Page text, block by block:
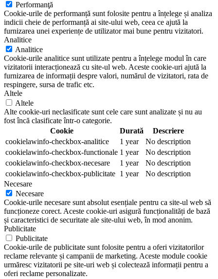
Performanţă
Cookie-urile de performanță sunt folosite pentru a înțelege și analiza
indicii cheie de performanță ai site-ului web, ceea ce ajută la
furnizarea unei experiențe de utilizator mai bune pentru vizitatori.
Analitice
Analitice
Cookie-urile analitice sunt utilizate pentru a înțelege modul în care
vizitatorii interacționează cu site-ul web. Aceste cookie-uri ajută la
furnizarea de informații despre valori, numărul de vizitatori, rata de
respingere, sursa de trafic etc.
Altele
Altele
Alte cookie-uri neclasificate sunt cele care sunt analizate și nu au
fost încă clasificate într-o categorie.
Cookie
Durată
Descriere
cookielawinfo-checkbox-analitice
1 year
No description
cookielawinfo-checkbox-functionale 1 year
No description
cookielawinfo-checkbox-necesare
1 year
No description
cookielawinfo-checkbox-publicitate 1 year
No description
Necesare
Necesare
Cookie-urile necesare sunt absolut esențiale pentru ca site-ul web să
funcționeze corect. Aceste cookie-uri asigură funcționalități de bază
și caracteristici de securitate ale site-ului web, în mod anonim.
Publicitate
Publicitate
Cookie-urile de publicitate sunt folosite pentru a oferi vizitatorilor
reclame relevante și campanii de marketing. Aceste module cookie
urmăresc vizitatorii pe site-uri web și colectează informații pentru a
oferi reclame personalizate.